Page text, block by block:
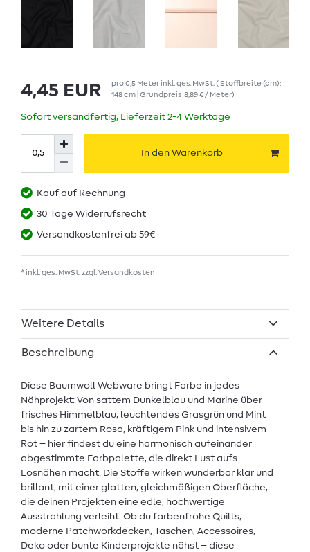
4,45 EUR pro0,5 Meterinkl. ges. MwSt. ( Stoffbreite (cm):
148 cm | Grundpreis 8,89 € / Meter)
Sofort versandfertig, Lieferzeit 2-4 Werktage
In den Warenkorb
Kauf auf Rechnung
30 Tage Widerrufsrecht
Versandkostenfrei ab 59€
* inkl. ges. MwSt. zzgl. Versandkosten
Weitere Details
Beschreibung
Diese Baumwoll Webware bringt Farbe in jedes
Nähprojekt: Von sattem Dunkelblau und Marine über
frisches Himmelblau, leuchtendes Grasgrün und Mint
bis hin zu zartem Rosa, kräftigem Pink und intensivem
Rot – hier findest du eine harmonisch aufeinander
abgestimmte Farbpalette, die direkt Lust aufs
Losnähen macht. Die Stoffe wirken wunderbar klar und
brillant, mit einer glatten, gleichmäßigen Oberfläche,
die deinen Projekten eine edle, hochwertige
Ausstrahlung verleiht. Ob du farbenfrohe Quilts,
moderne Patchworkdecken, Taschen, Accessoires,
Deko oder bunte Kinderprojekte nähst – diese